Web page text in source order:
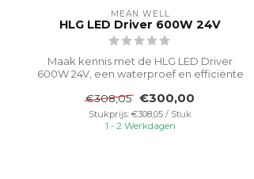
MEAN WELL
HLG LED Driver 600W 24V
Maak kennis met de HLG LED Driver
600W 24V, een waterproef en efficiënte
€308,05 €300,00
Stukprijs: €308,05 / Stuk
1 - 2 Werkdagen